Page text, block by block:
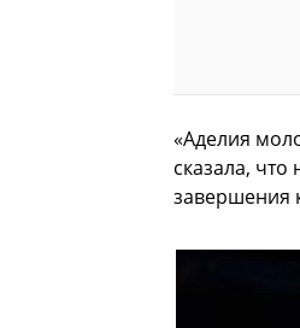
«Аделия
сказала,
завершения